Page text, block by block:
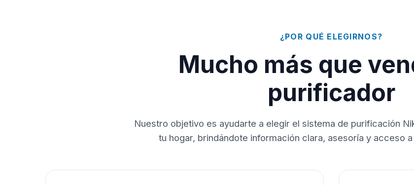
¿POR QUÉ ELEGIRNOS?
Mucho más que
purificador
Nuestro objetivo es ayudarte a elegir el sistema de purificación
tu hogar, brindándote información clara, asesoría y acceso